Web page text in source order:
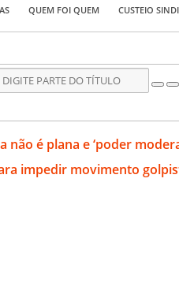
QUEM FOI QUEM CUSTEIO
não é plana e ‘poder
impedir movimento